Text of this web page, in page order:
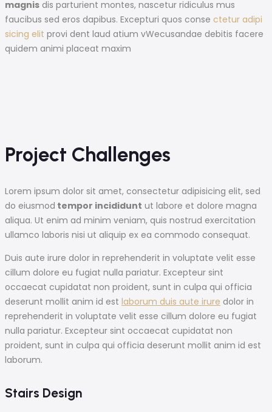
magnis dis parturient montes, nascetur ridiculus mus
faucibus sed eros dapibus. Excepturi quos conse ctetur adipi
sicing elit provi dent laud atium vWecusandae debitis facere
quidem animi placeat maxim
Project Challenges
Lorem ipsum dolor sit amet, consectetur adipisicing elit, sed
do eiusmod tempor incididunt ut labore et dolore magna
aliqua. Ut enim ad minim veniam, quis nostrud exercitation
ullamco laboris nisi ut aliquip ex ea commodo consequat.
Duis aute irure dolor in reprehenderit in voluptate velit esse
cillum dolore eu fugiat nulla pariatur. Excepteur sint
occaecat cupidatat non proident, sunt in culpa qui officia
deserunt mollit anim id est laborum duis aute irure dolor in
reprehenderit in voluptate velit esse cillum dolore eu fugiat
nulla pariatur. Excepteur sint occaecat cupidatat non
proident, sunt in culpa qui officia deserunt mollit anim id est
laborum.
Stairs Design